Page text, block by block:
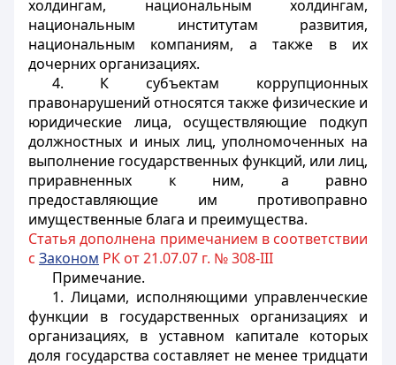
холдингам, национальным холдингам,
национальным институтам развития,
национальным компаниям, а также в их
дочерних организациях.
4. К субъектам коррупционных
правонарушений относятся также физические и
юридические лица, осуществляющие подкуп
должностных и иных лиц, уполномоченных на
выполнение государственных функций, или лиц,
приравненных к ним, а равно
предоставляющие им противоправно
имущественные блага и преимущества.
Статья дополнена примечанием в соответствии
с Законом РК от 21.07.07 г. № 308-III
Примечание.
1. Лицами, исполняющими управленческие
функции в государственных организациях и
организациях, в уставном капитале которых
доля государства составляет не менее тридцати